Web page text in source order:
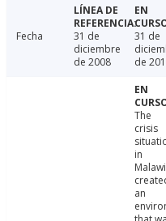
Fecha
31 de
diciembre
de 2008
31 de
de
The
crisis
in
Malawi
an